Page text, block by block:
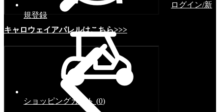
キャロウェイアパレルはこちら>>>
ログイン/新
規登録
ショッピングカート (0)